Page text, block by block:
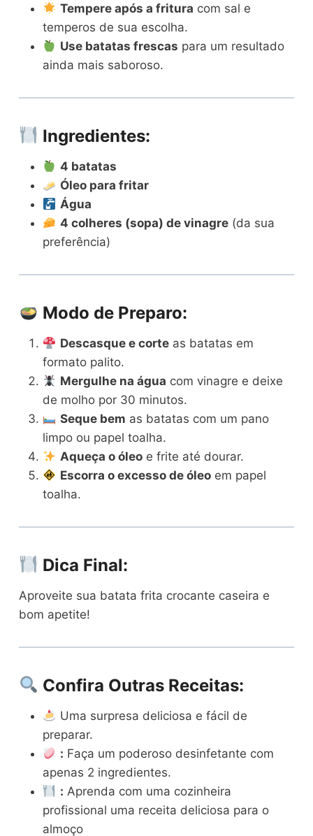
Tempere após a fritura com sal e
temperos de sua escolha.
Use batatas frescas para um resultado
ainda mais saboroso.
Ingredientes:
4 batatas
Óleo para fritar
Água
4 colheres (sopa) de vinagre(da sua
preferência)
Modo de Preparo:
Descasque e corteas batatas em
formato palito.
Mergulhe na água com vinagre e deixe
de molho por 30 minutos.
Seque bem as batatas com um pano
limpo ou papel toalha.
Aqueça o óleoe frite até dourar.
Escorra o excesso de óleoem papel
toalha.
Dica Final:
Aproveite sua batata frita crocante caseira e
bom apetite!
Confira Outras Receitas:
Uma surpresa deliciosa e fácil de
preparar.
: Faça um poderoso desinfetante com
apenas 2 ingredientes.
: Aprenda com uma cozinheira
profissional uma receita deliciosa para o
almoço